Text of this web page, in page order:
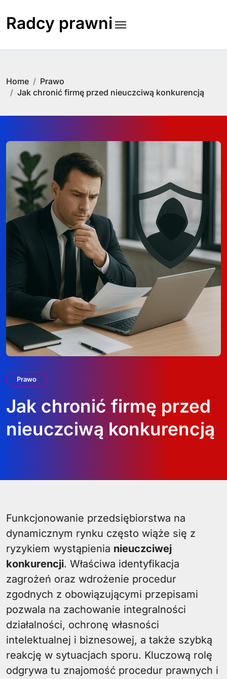
content
Radcy prawni
Home
Prawo
Jak chronić firmę przed nieuczciwą konkurencją
Prawo
Jak chronić firmę przed
nieuczciwą konkurencją
Funkcjonowanie przedsiębiorstwa na
dynamicznym rynku często wiąże się z
ryzykiem wystąpienia nieuczciwej
konkurencji. Właściwa identyfikacja
zagrożeń oraz wdrożenie procedur
zgodnych z obowiązującymi przepisami
pozwala na zachowanie integralności
działalności, ochronę własności
intelektualnej i biznesowej, a także szybką
reakcję w sytuacjach sporu. Kluczową rolę
odgrywa tu znajomość procedur prawnych i